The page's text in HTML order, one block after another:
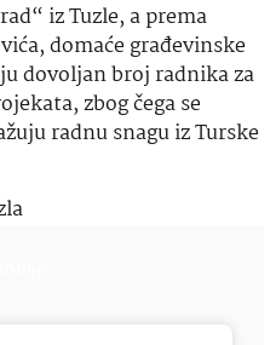
iz Tuzle, a prema
domaće građevinske
dovoljan broj radnika za
zbog čega se
radnu snagu iz Turske